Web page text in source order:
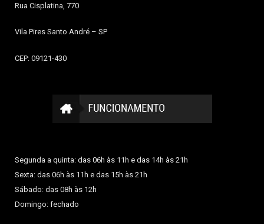
Rua Cisplatina, 770
Vila Pires Santo André – SP
CEP: 09121-430
Segunda a quinta: das 06h às 11h e das 14h às 21h
Sexta: das 06h às 11h e das 15h às 21h
Sábado: das 08h às 12h
Domingo: fechado